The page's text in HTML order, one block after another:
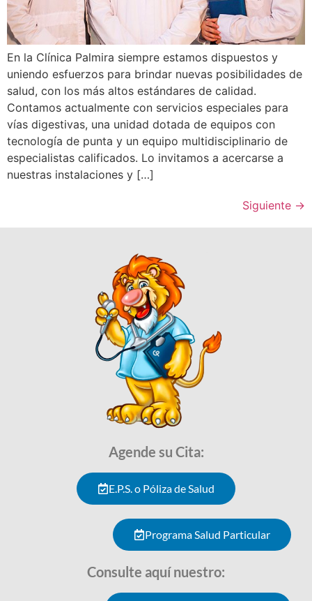
En la Clínica Palmira siempre estamos dispuestos y
uniendo esfuerzos para brindar nuevas posibilidades de
salud, con los más altos estándares de calidad.
Contamos actualmente con servicios especiales para
vías digestivas, una unidad dotada de equipos con
tecnología de punta y un equipo multidisciplinario de
especialistas calificados. Lo invitamos a acercarse a
nuestras instalaciones y […]
Siguiente →
Agende su Cita:
E.P.S. o Póliza de Salud
Programa Salud Particular
Consulte aquí nuestro: